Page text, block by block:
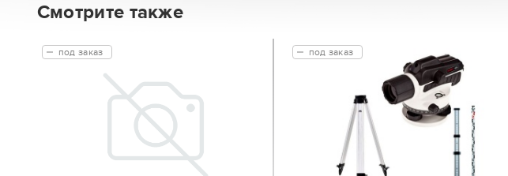
Смотрите также
под заказ под заказ